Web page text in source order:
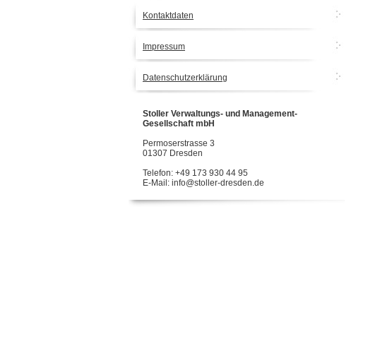
Kontaktdaten
Impressum
Datenschutzerklärung
Stoller Verwaltungs- und Management-
Gesellschaft mbH
Permoserstrasse 3
01307 Dresden
Telefon: +49 173 930 44 95
E-Mail: info@stoller-dresden.de